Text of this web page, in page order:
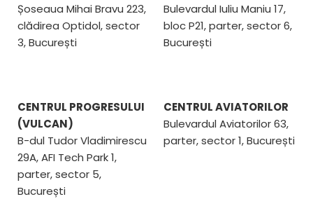
Șoseaua Mihai Bravu 223,
clădirea Optidol, sector
3, București
Bulevardul Iuliu Maniu 17,
bloc P21, parter, sector 6,
București
CENTRUL PROGRESULUI
(VULCAN)
B-dul Tudor Vladimirescu
29A, AFI Tech Park 1,
parter, sector 5,
București
CENTRUL AVIATORILOR
Bulevardul Aviatorilor 63,
parter, sector 1, București